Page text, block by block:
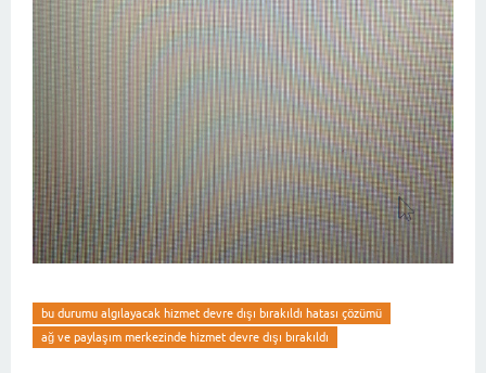
bu durumu algılayacak hizmet devre dışı bırakıldı hatası çözümü
ağ ve paylaşım merkezinde hizmet devre dışı bırakıldı